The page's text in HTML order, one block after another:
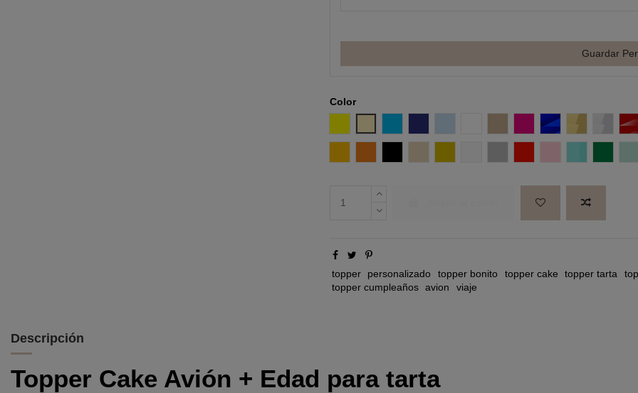
Guardar
Color
FucsiaEfecto espejo Azul
Efecto Efecto
topper personalizado topper bonito topper cake topper tarta
topper cumpleaños avion viaje
Descripción
Topper Cake Avión + Edad para tarta